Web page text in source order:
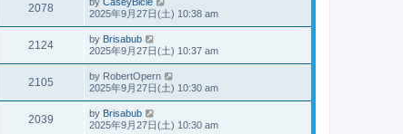
2078
2025年9月27日(土) 10:38 am
2124 by Brisabub
2025年9月27日(土) 10:37 am
2105 by RobertOpern
2025年9月27日(土) 10:30 am
2039 by Brisabub
2025年9月27日(土) 10:30 am